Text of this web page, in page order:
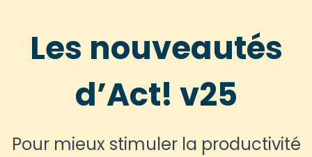
Les nouveautés
d’Act! v25
Pour mieux stimuler la productivité